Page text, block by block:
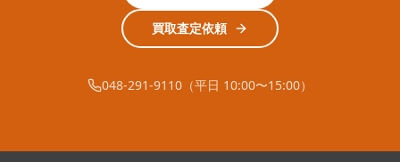
買取査定依頼
048-291-9110（平日 10:00〜15:00）